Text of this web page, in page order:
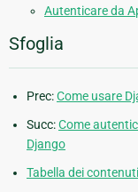
Autenticare da
Sfoglia
Prec:Come usare
Succ:Come
Django
Tabella dei contenuti